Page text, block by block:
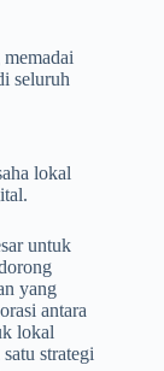
seluruh
lokal
untuk
yang
antara
lokal
strategi